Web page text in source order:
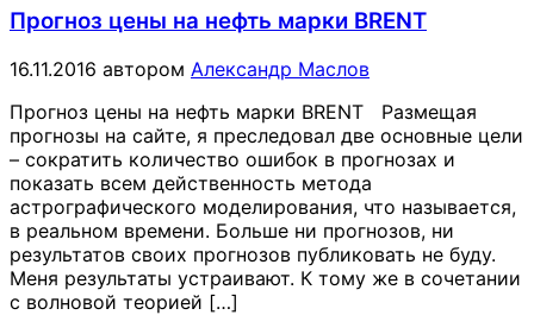
Прогноз цены на нефть марки BRENT
16.11.2016 автором Александр Маслов
Прогноз цены на нефть марки BRENT Размещая
прогнозы на сайте, я преследовал две основные цели
– сократить количество ошибок в прогнозах и
показать всем действенность метода
астрографического моделирования, что называется,
в реальном времени. Больше ни прогнозов, ни
результатов своих прогнозов публиковать не буду.
Меня результаты устраивают. К тому же в сочетании
с волновой теорией […]